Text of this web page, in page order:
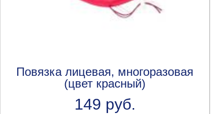
Повязка лицевая, многоразовая
(цвет красный)
149 руб.